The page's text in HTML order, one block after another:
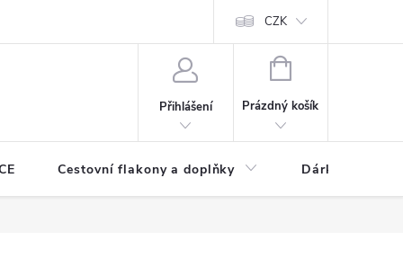
CZK
Přihlášení
NÁKUPNÍ
Prázdný košík
Cestovní flakony a doplňky Dárkové